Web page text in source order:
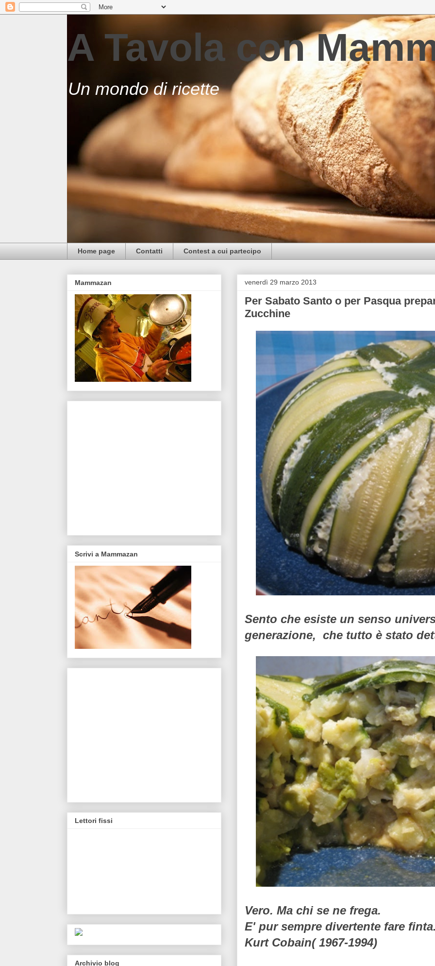
A Tavola con
Un mondo di ricette
Home page Contatti Contest a cui partecipo
venerdì 29 marzo 2013
Per Sabato Santo o per Pasqua
Zucchine
Sento che esiste un senso
generazione, che tutto è stato
Vero. Ma chi se ne frega.
E' pur sempre divertente fare
Kurt Cobain( 1967-1994)
Mammazan
Scrivi a Mammazan
Lettori fissi
Archivio blog